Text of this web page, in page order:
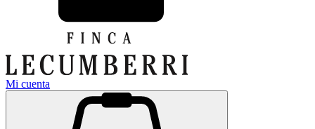
Mi cuenta